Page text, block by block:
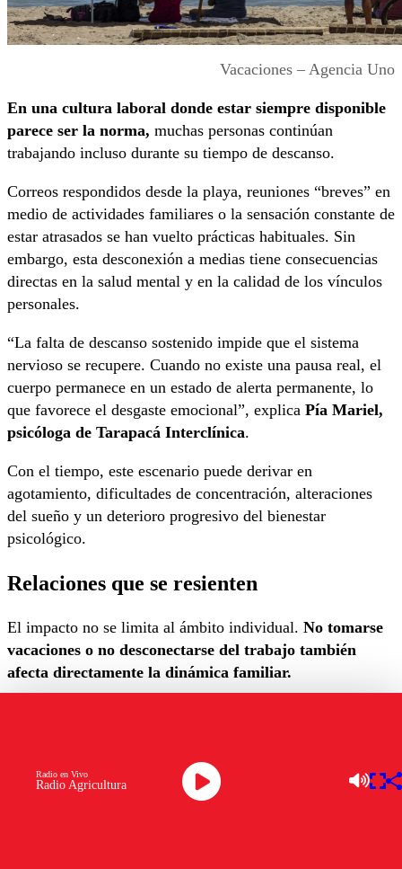
Vacaciones – Agencia Uno
En una cultura laboral donde estar siempre disponible
parece ser la norma, muchas personas continúan
trabajando incluso durante su tiempo de descanso.
Correos respondidos desde la playa, reuniones “breves” en
medio de actividades familiares o la sensación constante de
estar atrasados se han vuelto prácticas habituales. Sin
embargo, esta desconexión a medias tiene consecuencias
directas en la salud mental y en la calidad de los vínculos
personales.
“La falta de descanso sostenido impide que el sistema
nervioso se recupere. Cuando no existe una pausa real, el
cuerpo permanece en un estado de alerta permanente, lo
que favorece el desgaste emocional”, explica Pía Mariel,
psicóloga de Tarapacá Interclínica.
Con el tiempo, este escenario puede derivar en
agotamiento, dificultades de concentración, alteraciones
del sueño y un deterioro progresivo del bienestar
psicológico.
Relaciones que se resienten
El impacto no se limita al ámbito individual. No tomarse
vacaciones o no desconectarse del trabajo también
afecta directamente la dinámica familiar.
descanso compartido cumple un rol clave en la regulación
emocional y en la construcción de relaciones más sanas”,
Radio Agricultura
Radio en Vivo